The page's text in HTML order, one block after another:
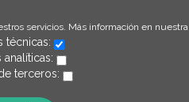
servicios. Más información en nuestra
técnicas:
analíticas:
terceros: